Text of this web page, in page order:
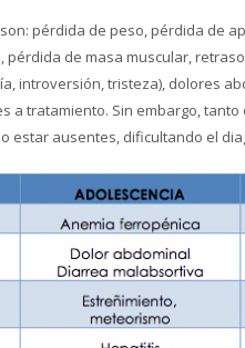
pérdida de peso, pérdida de
de masa muscular,
introversión, tristeza), dolores
a tratamiento. Sin embargo, tanto
estar ausentes, dificultando el